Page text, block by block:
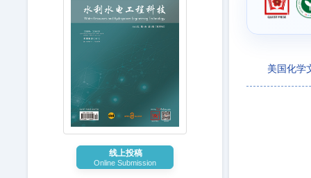
线上投稿
Online Submission
美国化学